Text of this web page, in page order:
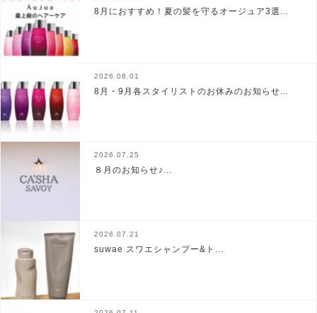
8月におすすめ！夏の髪を守るオージュア3選...
2026.08.01
8月・9月各スタイリストのお休みのお知らせ...
2026.07.25
８月のお知らせ♪...
2026.07.21
suwae スワエシャンプー&ト...